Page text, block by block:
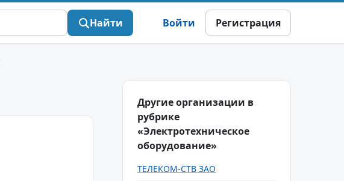
Найти Войти Регистрация
Другие организации в
рубрике
«Электротехническое
оборудование»
ТЕЛЕКОМ-СТВ ЗАО